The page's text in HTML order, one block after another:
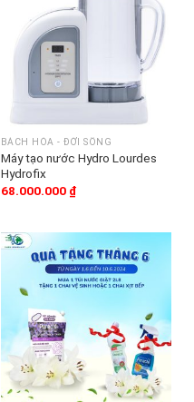
BÁCH HÓA - ĐỜI SỐNG
Máy tạo nước Hydro Lourdes
Hydrofix
68.000.000 ₫